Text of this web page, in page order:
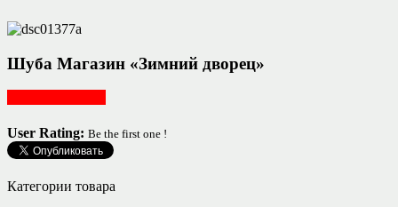
Шуба Магазин «Зимний дворец»
User Rating: Be the first one !
Категории товара